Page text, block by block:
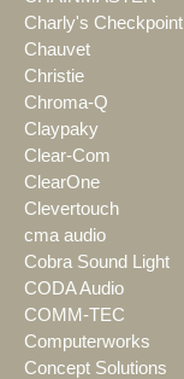
Charly's Checkpoint
Chauvet
Christie
Chroma-Q
Claypaky
Clear-Com
ClearOne
Clevertouch
cma audio
Cobra Sound Light
CODA Audio
COMM-TEC
Computerworks
Concept Solutions